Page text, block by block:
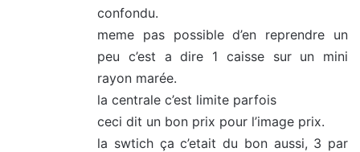
confondu.
meme pas possible d’en reprendre un
peu c’est a dire 1 caisse sur un mini
rayon marée.
la centrale c’est limite parfois
ceci dit un bon prix pour l’image prix.
la swtich ça c’etait du bon aussi, 3 par